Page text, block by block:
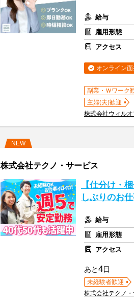
給与
雇用形態
アクセス
オンライン
副業・Ｗワーク
主婦(夫)歓迎
株式会社ウィル
NEW
株式会社テクノ・サービス
【仕分け・
しぶりのお
給与
雇用形態
アクセス
あと4日
未経験者歓迎
株式会社テクノ